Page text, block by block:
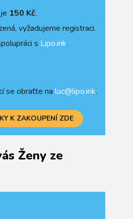
150 Kč.
vyžadujeme registraci.
s Lipo.ink.
se obraťte na luc@lipo.ink.
K ZAKOUPENÍ ZDE
Ženy ze